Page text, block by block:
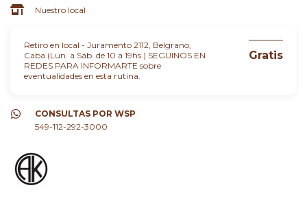
Nuestro local
Retiro en local - Juramento 2112, Belgrano,
Caba (Lun. a Sáb. de 10 a 19hs.) SEGUINOS EN
REDES PARA INFORMARTE sobre
eventualidades en esta rutina.
Gratis
CONSULTAS POR WSP
549-112-292-3000